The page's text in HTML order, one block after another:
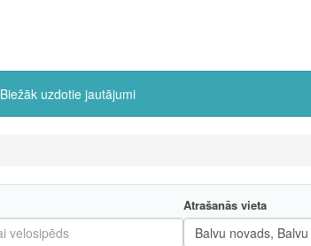
Biežāk uzdotie jautājumi
Atrašanās vieta